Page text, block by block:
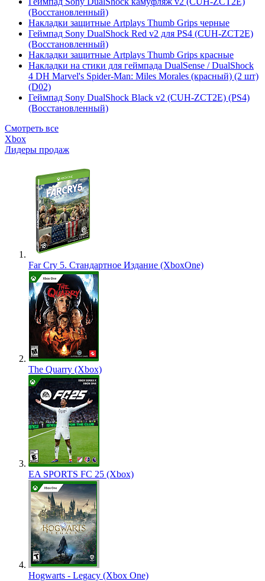
(Восстановленный)
Накладки защитные Artplays Thumb Grips черные
Геймпад Sony DualShock Red v2 для PS4 (CUH-ZCT2E)
(Восстановленный)
Накладки защитные Artplays Thumb Grips красные
Накладки на стики для геймпада DualSense / DualShock
4 DH Marvel's Spider-Man: Miles Morales (красный) (2 шт)
(D02)
Геймпад Sony DualShock Black v2 (CUH-ZCT2E) (PS4)
(Восстановленный)
Смотреть все
Xbox
Лидеры продаж
Far Cry 5. Стандартное Издание (XboxOne)
The Quarry (Xbox)
EA SPORTS FC 25 (Xbox)
Hogwarts - Legacy (Xbox One)